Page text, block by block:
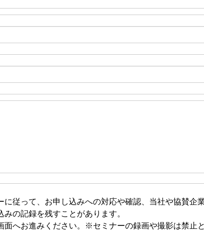
従って、お申し込みへの対応や確認、当社や協賛企
の記録を残すことがあります。
へお進みください。※セミナーの録画や撮影は禁止と